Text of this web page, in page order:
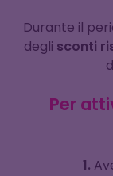
Durante il
degli sconti
Per
1.